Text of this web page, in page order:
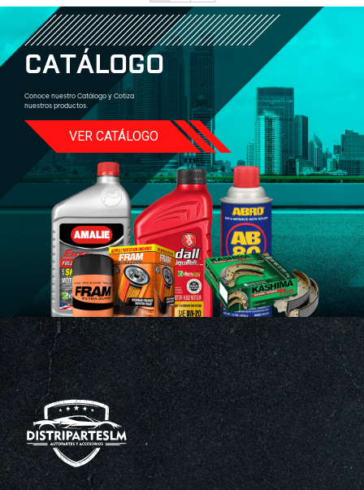
CATÁLOGO
Conoce nuestro Catálogo y Cotiza
nuestros productos.
VER CATÁLOGO